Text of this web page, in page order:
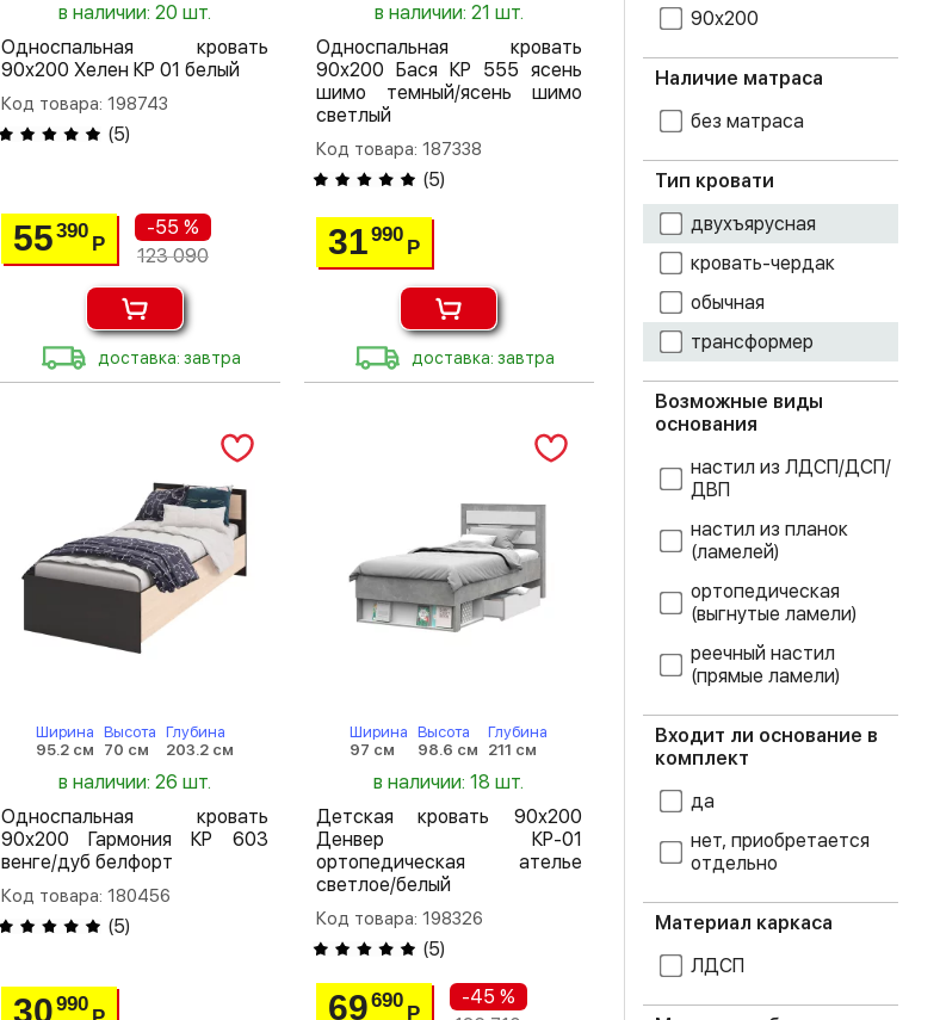
в наличии: 20 шт.
Односпальная кровать
90х200 Хелен КР 01 белый
Код товара: 198743
(5)
55390
Р
-55 %
123 090
доставка: завтра
в наличии: 21 шт.
Односпальная кровать
90х200 Бася КР 555 ясень
шимо темный/ясень шимо
светлый
Код товара: 187338
(5)
31990
Р
доставка: завтра
Ширина
95.2 см
Высота
70 см
Глубина
203.2 см
в наличии: 26 шт.
Односпальная кровать
90х200 Гармония КР 603
венге/дуб белфорт
Код товара: 180456
(5)
30990
Ширина
97 см
Высота
98.6 см
Глубина
211 см
в наличии: 18 шт.
Детская кровать 90х200
Денвер КР-01
ортопедическая ателье
светлое/белый
Код товара: 198326
(5)
69690
Р
-45 %
дуб крафт серый
дуб крафт
дуб шале
мореный
дуб шале
серебро
изумруд
кенди
коричневый
крем
лоредо
мрамор дарк
мятный
океан
пыльная роза
90х200
Наличие матраса
без матраса
Тип кровати
двухъярусная
кровать-чердак
обычная
трансформер
Возможные виды
основания
настил из ЛДСП/ДСП/
ДВП
настил из планок
(ламелей)
ортопедическая
(выгнутые ламели)
реечный настил
(прямые ламели)
Входит ли основание в
комплект
да
нет, приобретается
отдельно
Материал каркаса
ЛДСП